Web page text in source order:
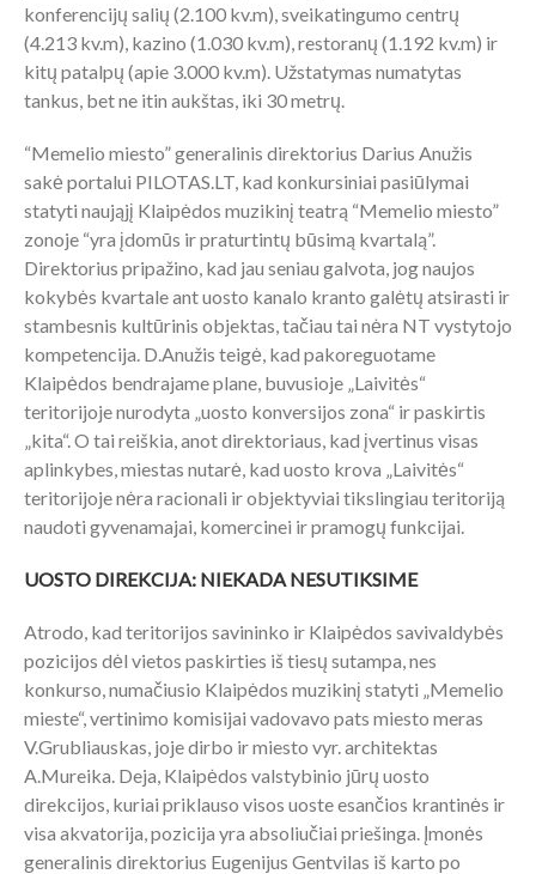
konferencijų salių (2.100 kv.m), sveikatingumo centrų
(4.213 kv.m), kazino (1.030 kv.m), restoranų (1.192 kv.m) ir
kitų patalpų (apie 3.000 kv.m). Užstatymas numatytas
tankus, bet ne itin aukštas, iki 30 metrų.
“Memelio miesto” generalinis direktorius Darius Anužis
sakė portalui PILOTAS.LT, kad konkursiniai pasiūlymai
statyti naująjį Klaipėdos muzikinį teatrą “Memelio miesto”
zonoje “yra įdomūs ir praturtintų būsimą kvartalą”.
Direktorius pripažino, kad jau seniau galvota, jog naujos
kokybės kvartale ant uosto kanalo kranto galėtų atsirasti ir
stambesnis kultūrinis objektas, tačiau tai nėra NT vystytojo
kompetencija. D.Anužis teigė, kad pakoreguotame
Klaipėdos bendrajame plane, buvusioje „Laivitės“
teritorijoje nurodyta „uosto konversijos zona“ ir paskirtis
„kita“. O tai reiškia, anot direktoriaus, kad įvertinus visas
aplinkybes, miestas nutarė, kad uosto krova „Laivitės“
teritorijoje nėra racionali ir objektyviai tikslingiau teritoriją
naudoti gyvenamajai, komercinei ir pramogų funkcijai.
UOSTO DIREKCIJA: NIEKADA NESUTIKSIME
Atrodo, kad teritorijos savininko ir Klaipėdos savivaldybės
pozicijos dėl vietos paskirties iš tiesų sutampa, nes
konkurso, numačiusio Klaipėdos muzikinį statyti „Memelio
mieste“, vertinimo komisijai vadovavo pats miesto meras
V.Grubliauskas, joje dirbo ir miesto vyr. architektas
A.Mureika. Deja, Klaipėdos valstybinio jūrų uosto
direkcijos, kuriai priklauso visos uoste esančios krantinės ir
visa akvatorija, pozicija yra absoliučiai priešinga. Įmonės
generalinis direktorius Eugenijus Gentvilas iš karto po